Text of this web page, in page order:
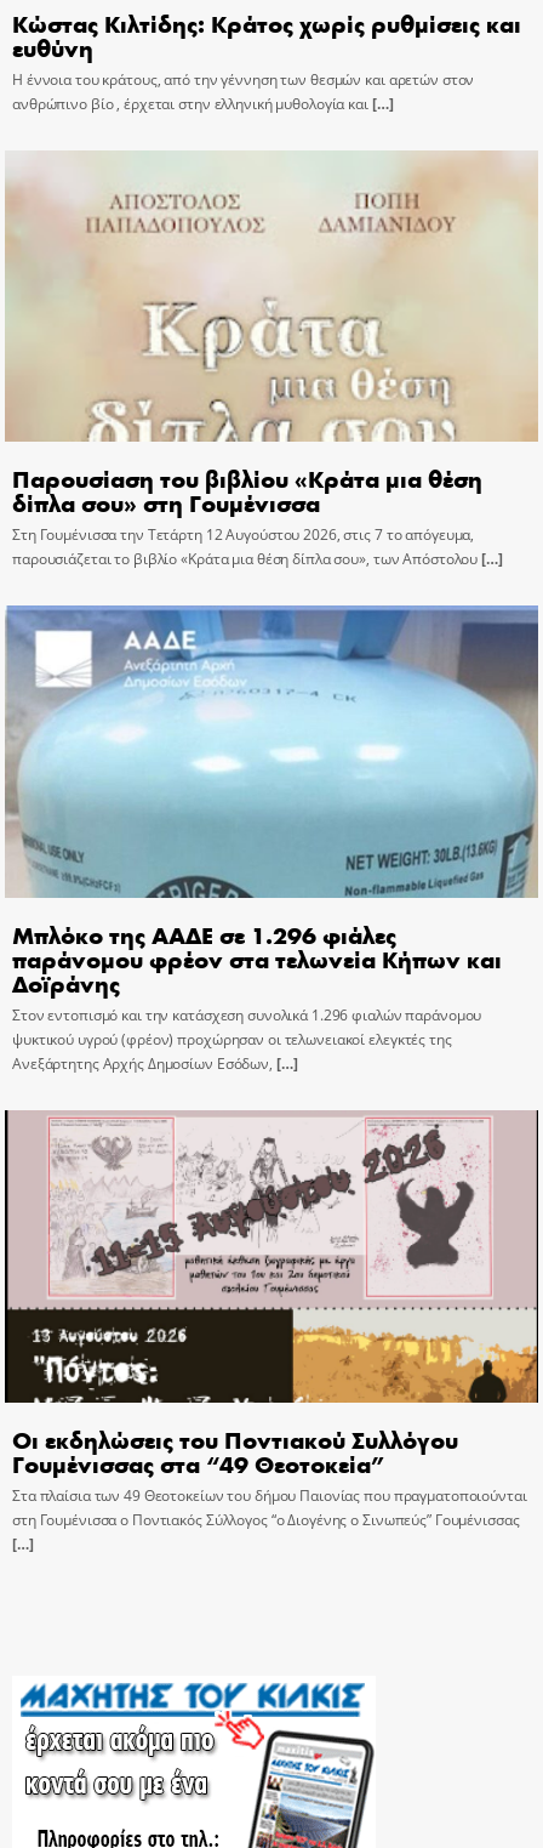
Κώστας Κιλτίδης: Κράτος χωρίς ρυθμίσεις και
ευθύνη
Η έννοια του κράτους, από την γέννηση των θεσμών και αρετών στον
ανθρώπινο βίο , έρχεται στην ελληνική μυθολογία και[…]
Παρουσίαση του βιβλίου «Κράτα μια θέση
δίπλα σου» στη Γουμένισσα
Στη Γουμένισσα την Τετάρτη 12 Αυγούστου 2026, στις 7 το απόγευμα,
παρουσιάζεται το βιβλίο «Κράτα μια θέση δίπλα σου», των Απόστολου[…]
Μπλόκο της ΑΑΔΕ σε 1.296 φιάλες
παράνομου φρέον στα τελωνεία Κήπων και
Δοϊράνης
Στον εντοπισμό και την κατάσχεση συνολικά 1.296 φιαλών παράνομου
ψυκτικού υγρού (φρέον) προχώρησαν οι τελωνειακοί ελεγκτές της
Ανεξάρτητης Αρχής Δημοσίων Εσόδων, […]
Οι εκδηλώσεις του Ποντιακού Συλλόγου
Γουμένισσας στα “49 Θεοτοκεία”
Στα πλαίσια των 49 Θεοτοκείων του δήμου Παιονίας που πραγματοποιούνται
στη Γουμένισσα ο Ποντιακός Σύλλογος “ο Διογένης ο Σινωπεύς” Γουμένισσας
[…]